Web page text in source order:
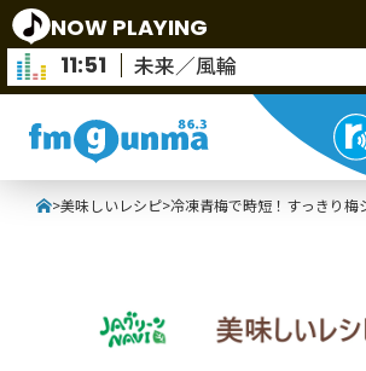
NOW PLAYING
11:51 未来／風輪
>美味しいレシピ>冷凍青梅で時短！すっきり梅